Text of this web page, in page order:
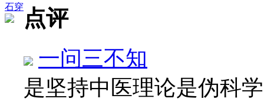
石穿 点评
一问三不知
是坚持中医理论是伪科